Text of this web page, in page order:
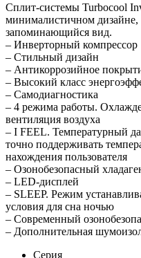
Сплит-системы Turbocool
минималистичном дизайне,
запоминающийся вид.
– Инверторный компрессор
– Стильный дизайн
– Антикоррозийное
– Высокий класс
– Самодиагностика
– 4 режима работы.
вентиляция воздуха
– I FEEL. Температурный
точно поддерживать
нахождения пользователя
– Озонобезопасный
– LED-дисплей
– SLEEP. Режим
условия для сна ночью
– Современный
– Дополнительная
Серия